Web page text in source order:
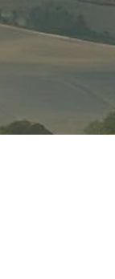
na
obsah